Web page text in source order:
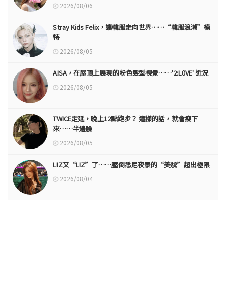
2026/08/06
Stray Kids Felix，讓韓服走向世界……“韓服浪潮”模
特
2026/08/05
AISA，在屋頂上展現的粉色髮型視覺……'2:L0VE' 近況
2026/08/05
TWICE定延，晚上12點跑步？ 這樣的話，就會瘦下
來……半邊臉
2026/08/05
LIZ又“LIZ”了……壓倒悉尼夜景的“美貌”超出極限
2026/08/04